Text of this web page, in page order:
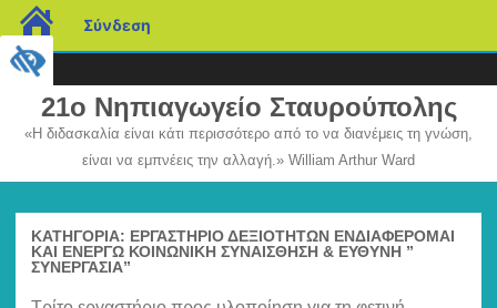
21ο Νηπιαγωγείο Σταυρούπολης
«Η διδασκαλία είναι κάτι περισσότερο από το να διανέμεις τη γνώση,
είναι να εμπνέεις την αλλαγή.» William Arthur Ward
Μετάβαση
περιεχόμενο
ΚΑΤΗΓΟΡΊΑ: ΕΡΓΑΣΤΉΡΙΟ ΔΕΞΙΟΤΉΤΩΝ ΕΝΔΙΑΦΕΡΟΜΑΙ
ΚΑΙ ΕΝΕΡΓΩ ΚΟΙΝΩΝΙΚΗ ΣΥΝΑΙΣΘΗΣΗ & ΕΥΘΥΝΗ ”
ΣΥΝΕΡΓΑΣΊΑ”
blogs.sch.gr
Σύνδεση